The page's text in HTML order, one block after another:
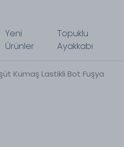
Yeni
Ürünler
Topuklu
Ayakkabı
Kumaş Lastikli Bot Fuşya